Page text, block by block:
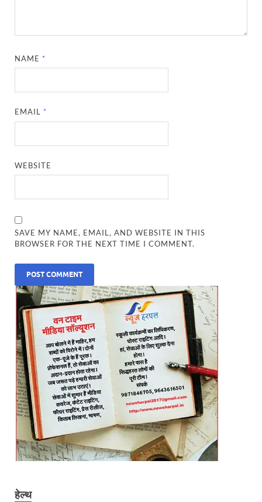
NAME *
EMAIL *
WEBSITE
SAVE MY NAME, EMAIL, AND WEBSITE IN THIS
BROWSER FOR THE NEXT TIME I COMMENT.
हेल्थ